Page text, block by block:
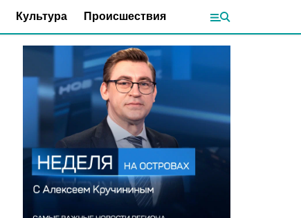
Культура Происшествия